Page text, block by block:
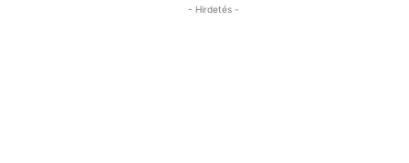
- Hirdetés -